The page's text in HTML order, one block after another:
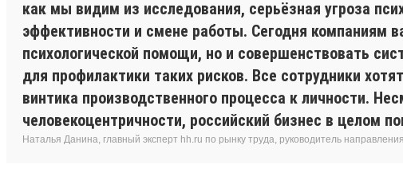
как мы видим из исследования, серьёзная угроза
эффективности и смене работы. Сегодня компаниям
психологической помощи, но и совершенствовать
для профилактики таких рисков. Все сотрудники
винтика производственного процесса к личности.
человекоцентричности, российский бизнес в целом
Наталья Данина, главный эксперт hh.ru по рынку труда, руководитель